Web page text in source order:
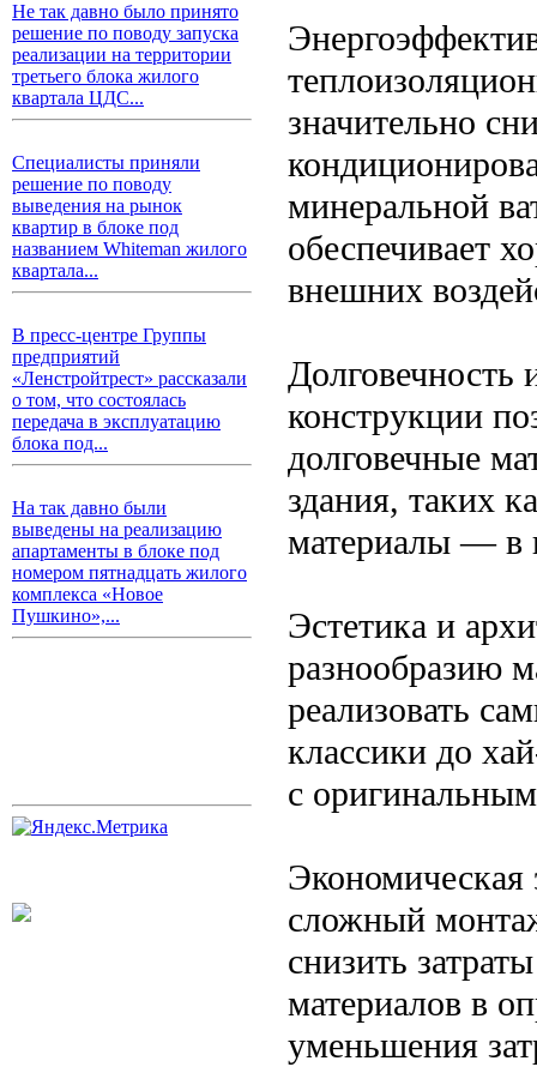
Не так давно было принято
решение по поводу запуска
реализации на территории
третьего блока жилого
квартала ЦДС...
Специалисты приняли
решение по поводу
выведения на рынок
квартир в блоке под
названием Whiteman жилого
квартала...
В пресс-центре Группы
предприятий
«Ленстройтрест» рассказали
о том, что состоялась
передача в эксплуатацию
блока под...
На так давно были
выведены на реализацию
апартаменты в блоке под
номером пятнадцать жилого
комплекса «Новое
Пушкино»,...
значительно
минеральной
обеспечивает
внешних
Долговечность
конструкции
долговечные
здания, таких
материалы — в
Эстетика и
разнообразию
реализовать
классики до
с
Экономическая
сложный
снизить
материалов в
уменьшения